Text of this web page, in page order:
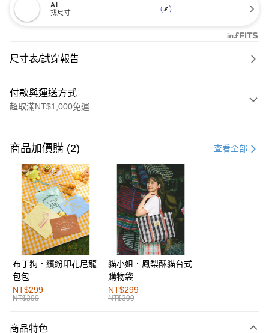
AI
找尺寸
尺寸表/試穿報告
付款與運送方式
超取滿NT$1,000免運
信用卡一次付款
購物金
超商取貨付款
LINE Pay
街口支付
運送方式
全家取貨付款
每筆NT$60，滿NT$1,000(含以上)免運費
付款後全家取貨
商品加價購 (2) 查看全部
布丁狗．繽紛印花尼龍
包包
NT$299
NT$399
貓小姐．鳳梨酥貓台式
購物袋
NT$299
NT$399
商品特色